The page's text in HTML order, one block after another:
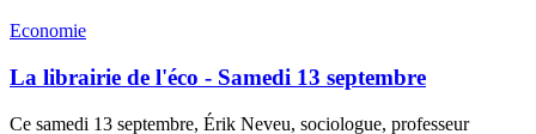
Economie
La librairie de l'éco - Samedi 13 septembre
Ce samedi 13 septembre, Érik Neveu, sociologue, professeur